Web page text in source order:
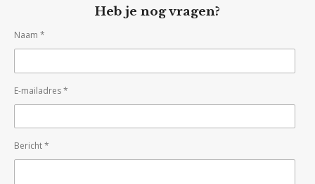
Heb je nog vragen?
Naam *
E-mailadres *
Bericht *